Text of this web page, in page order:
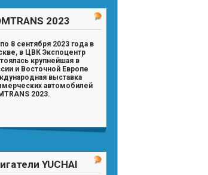
2023
8 сентября 2023 года в
в ЦВК Экспоцентр
крупнейшая в
и Восточной Европе
выставка
автомобилей
2023.
YUCHAI